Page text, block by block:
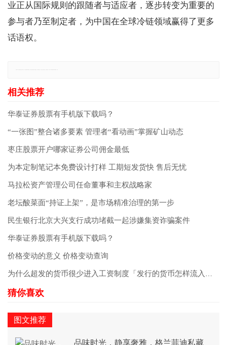
业正从国际规则的跟随者与适应者，逐步转变为重要的
参与者乃至制定者，为中国在全球冷链领域赢得了更多
话语权。
华泰证券股票有手机版下载吗？
“一张图”整合诸多要素 管理者“看动画”掌握矿山动态
枣庄股票开户哪家证券公司佣金最低
为本定制笔记本免费设计打样 工期短发货快 售后无忧
马拉松资产管理公司任命董事和主权战略家
老坛酸菜面“持证上架”，是市场精准治理的第一步
民生银行北京大兴支行成功堵截一起涉嫌集资诈骗案件
华泰证券股票有手机版下载吗？
价格变动的意义 价格变动查询
为什么超发的货币很少进入工资制度「发行的货币怎样流入市场」
图文推荐
品味时光，静享奢雅，格兰菲迪私藏